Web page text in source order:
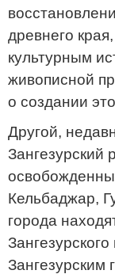
древнего
культурным
живописной
о создании
Другой,
Зангезурский
Кельбаджар,
города
Зангезурским